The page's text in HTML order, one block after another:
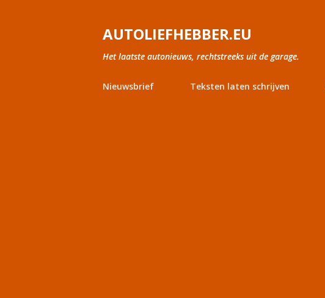
AUTOLIEFHEBBER.EU
Het laatste autonieuws, rechtstreeks uit de garage.
Nieuwsbrief Teksten laten schrijven